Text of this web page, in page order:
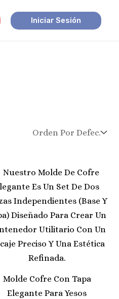
Iniciar Sesión
Molde Cofre Con Tapa
Elegante Para Yesos